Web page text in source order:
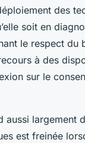
des
soit en
le respect du
à des
sur le
largement
est freinée